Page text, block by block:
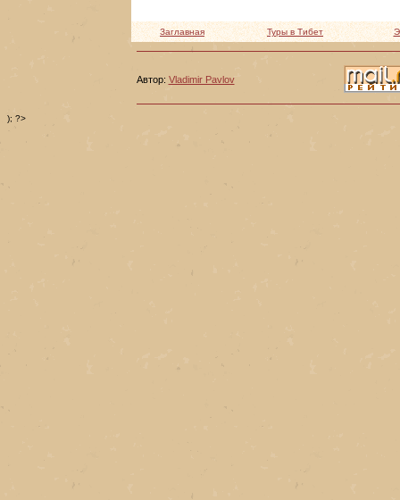
Заглавная Туры в Тибет
Автор: Vladimir Pavlov
); ?>